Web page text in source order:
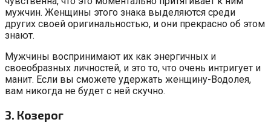
мужчин. Женщины этого знака выделяются среди
других своей оригинальностью, и они прекрасно об этом
знают.
Мужчины воспринимают их как энергичных и
своеобразных личностей, и это то, что очень интригует и
манит. Если вы сможете удержать женщину-Водолея,
вам никогда не будет с ней скучно.
3. Козерог